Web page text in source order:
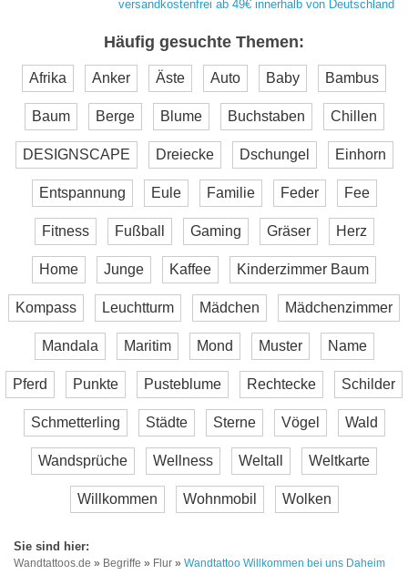
versandkostenfrei ab 49€ innerhalb von Deutschland
Häufig gesuchte Themen:
Afrika Anker Äste Auto Baby Bambus
Baum Berge Blume Buchstaben Chillen
DESIGNSCAPE Dreiecke Dschungel Einhorn
Entspannung Eule Familie Feder Fee
Fitness Fußball Gaming Gräser Herz
Home Junge Kaffee Kinderzimmer Baum
Kompass Leuchtturm Mädchen Mädchenzimmer
Mandala Maritim Mond Muster Name
Pferd Punkte Pusteblume Rechtecke Schilder
Schmetterling Städte Sterne Vögel Wald
Wandsprüche Wellness Weltall Weltkarte
Willkommen Wohnmobil Wolken
Wandtattoos.de » Begriffe » Flur » Wandtattoo Willkommen bei uns Daheim